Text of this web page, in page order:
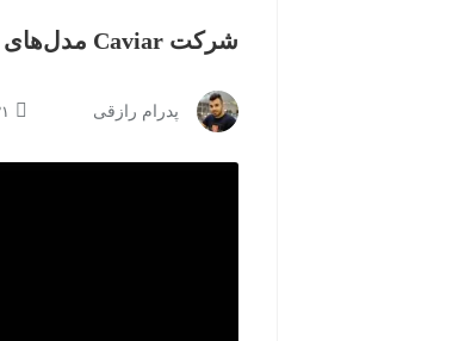
شرکت Caviar مدل‌های لوکس آیفون ۱۳ پرو را رونمایی کرد
پدرام رازقی ۳۱
گوشی موبایل سامسونگ مدل Galaxy A57 دو
۱۰۶,۴۹۹,۰۰۰ تومان